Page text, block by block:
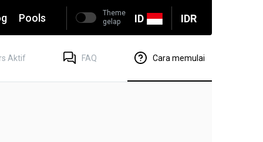
ID IDR
Pools
Theme
gelap
Aktif FAQ Cara memulai